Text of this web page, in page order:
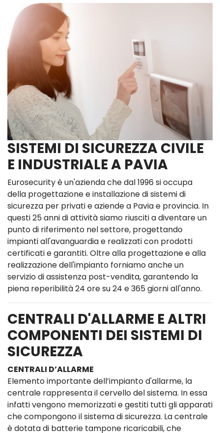
SISTEMI DI SICUREZZA CIVILE
E INDUSTRIALE A PAVIA
Eurosecurity è un'azienda che dal 1996 si occupa
della progettazione e installazione di sistemi di
sicurezza per privati e aziende a Pavia e provincia. In
questi 25 anni di attività siamo riusciti a diventare un
punto di riferimento nel settore, progettando
impianti all'avanguardia e realizzati con prodotti
certificati e garantiti. Oltre alla progettazione e alla
realizzazione dell'impianto forniamo anche un
servizio di assistenza post-vendita, garantendo la
piena reperibilità 24 ore su 24 e 365 giorni all'anno.
CENTRALI D'ALLARME E ALTRI
COMPONENTI DEI SISTEMI DI
SICUREZZA
CENTRALI D’ALLARME
Elemento importante dell’impianto d'allarme, la
centrale rappresenta il cervello del sistema. In essa
infatti vengono memorizzati e gestiti tutti gli apparati
che compongono il sistema di sicurezza. La centrale
è dotata di batterie tampone ricaricabili, che